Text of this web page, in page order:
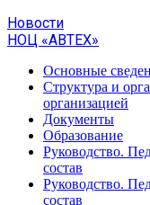
Новости
НОЦ «АВТЕХ»
Основные
Структура и
организацией
Документы
Образование
Руководство.
состав
Руководство.
состав